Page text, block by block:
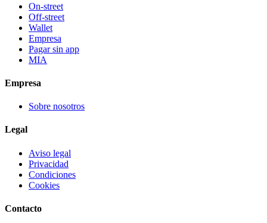
On-street
Off-street
Wallet
Empresa
Pagar sin app
MIA
Empresa
Sobre nosotros
Legal
Aviso legal
Privacidad
Condiciones
Cookies
Contacto